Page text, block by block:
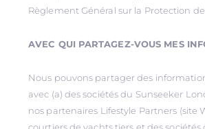
Règlement Général sur la Protection
AVEC QUI PARTAGEZ-VOUS MES
Nous pouvons partager des
avec (a) des sociétés du Sunseeker
nos partenaires Lifestyle Partners (site